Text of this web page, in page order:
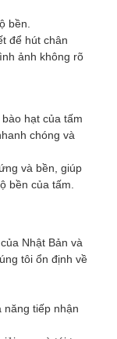
bền.
để hút chân
ảnh không rõ
hạt của tấm
chóng và
và bền, giúp
bền của tấm.
Nhật Bản và
tôi ổn định về
năng tiếp nhận